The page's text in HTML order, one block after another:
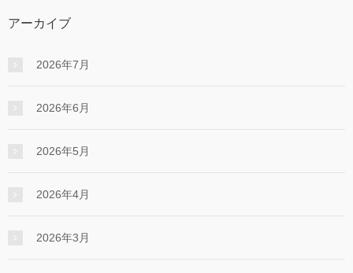
アーカイブ
2026年7月
2026年6月
2026年5月
2026年4月
2026年3月